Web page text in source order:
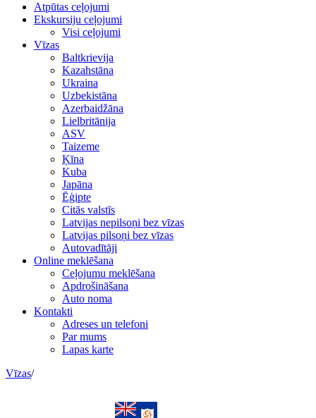
Atpūtas ceļojumi
Ekskursiju ceļojumi
Visi ceļojumi
Vīzas
Baltkrievija
Kazahstāna
Ukraina
Uzbekistāna
Azerbaidžāna
Lielbritānija
ASV
Taizeme
Ķīna
Kuba
Japāna
Ēģipte
Citās valstīs
Latvijas nepilsoņi bez vīzas
Latvijas pilsoņi bez vīzas
Autovadītāji
Online meklēšana
Ceļojumu meklēšana
Apdrošināšana
Auto noma
Kontakti
Adreses un telefoni
Par mums
Lapas karte
Vīzas/